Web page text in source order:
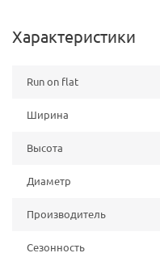
Характеристики
Run on flat
Ширина
Высота
Диаметр
Производитель
Сезонность